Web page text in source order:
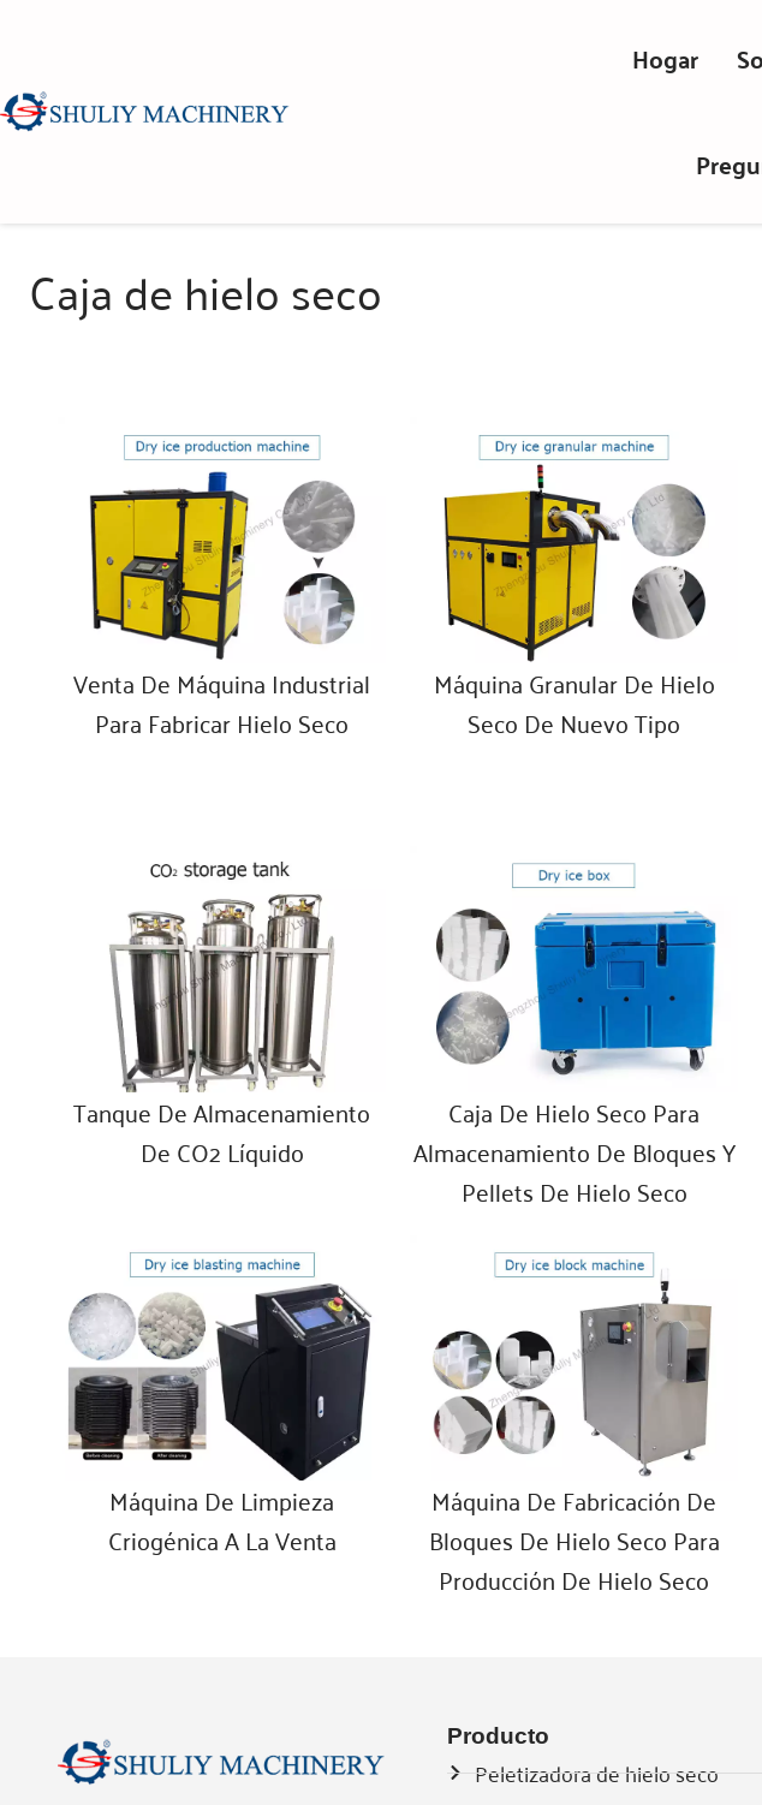
Hogar
Caja de hielo seco
Venta De Máquina Industrial
Para Fabricar Hielo Seco
Máquina Granular De Hielo
Seco De Nuevo Tipo
Tanque De Almacenamiento
De CO2 Líquido
Caja De Hielo Seco Para
Almacenamiento De Bloques Y
Pellets De Hielo Seco
Máquina De Limpieza
Criogénica A La Venta
Máquina De Fabricación De
Bloques De Hielo Seco Para
Producción De Hielo Seco
Producto
Peletizadora de hielo seco